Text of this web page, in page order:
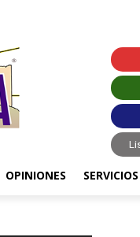
OPINIONES SERVICIOS